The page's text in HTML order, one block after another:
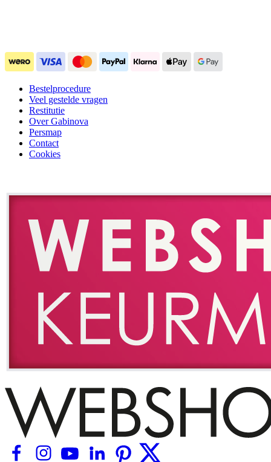
Bestelprocedure
Veel gestelde vragen
Restitutie
Over Gabinova
Persmap
Contact
Cookies